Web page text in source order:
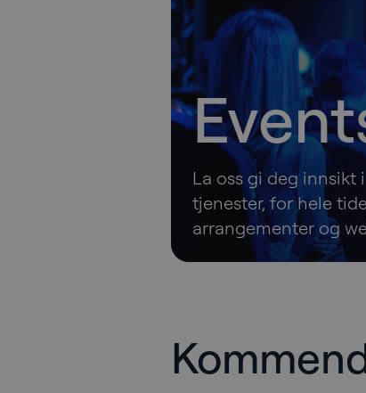
La oss gi deg innsikt
tjenester, for hele
arrangementer og